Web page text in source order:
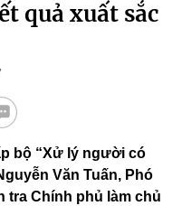
quả xuất sắc
bộ “Xử lý người có
Văn Tuấn, Phó
tra Chính phủ làm chủ